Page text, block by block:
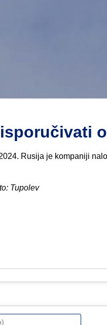
Rusija je kompaniji
Tupolev
Ime